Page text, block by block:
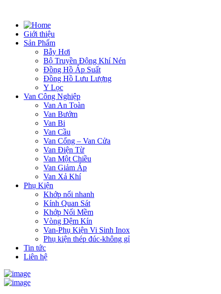
Giới thiệu
Sản Phẩm
Bẫy Hơi
Bộ Truyền Động Khí Nén
Đồng Hồ Áp Suất
Đồng Hồ Lưu Lượng
Y Lọc
Van Công Nghiệp
Van An Toàn
Van Bướm
Van Bi
Van Cầu
Van Cổng – Van Cửa
Van Điện Từ
Van Một Chiều
Van Giảm Áp
Van Xả Khí
Phụ Kiện
Khớp nối nhanh
Kính Quan Sát
Khớp Nối Mềm
Vòng Đệm Kín
Van-Phụ Kiện Vi Sinh Inox
Phụ kiện thép đúc-không gỉ
Tin tức
Liên hệ